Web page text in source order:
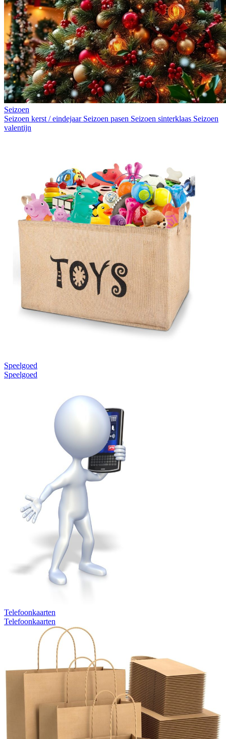
Seizoen
Seizoen kerst / eindejaar Seizoen pasen Seizoen sinterklaas Seizoen
valentijn
Speelgoed
Speelgoed
Telefoonkaarten
Telefoonkaarten